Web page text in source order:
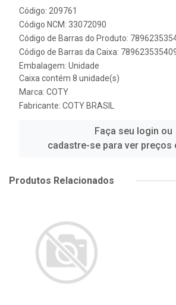
Código: 209761
Código NCM: 33072090
Código de Barras do Produto:
Código de Barras da Caixa:
Embalagem: Unidade
Caixa contém 8 unidade(s)
Marca: COTY
Fabricante: COTY BRASIL
Faça seu login ou
cadastre-se para ver preços
Produtos Relacionados